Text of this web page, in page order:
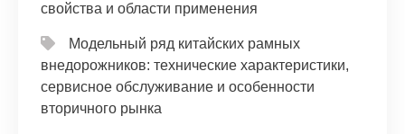
свойства и области применения
Модельный ряд китайских рамных
внедорожников: технические характеристики,
сервисное обслуживание и особенности
вторичного рынка